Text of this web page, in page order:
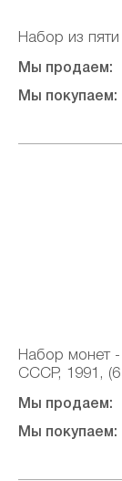
Набор из
Мы продаем:
Мы покупаем:
Набор монет -
СССР, 1991, (6
Мы продаем:
Мы покупаем: